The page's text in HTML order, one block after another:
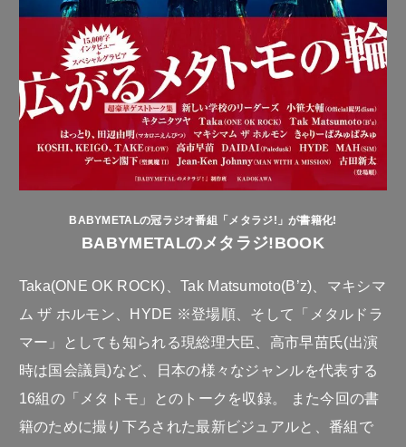
BABYMETALの冠ラジオ番組「メタラジ!」が書籍化!
BABYMETALのメタラジ!BOOK
Taka(ONE OK ROCK)、Tak Matsumoto(B’z)、マキシマ
ム ザ ホルモン、HYDE ※登場順、そして「メタルドラ
マー」としても知られる現総理大臣、高市早苗氏(出演
時は国会議員)など、日本の様々なジャンルを代表する
16組の「メタトモ」とのトークを収録。 また今回の書
籍のために撮り下ろされた最新ビジュアルと、番組で